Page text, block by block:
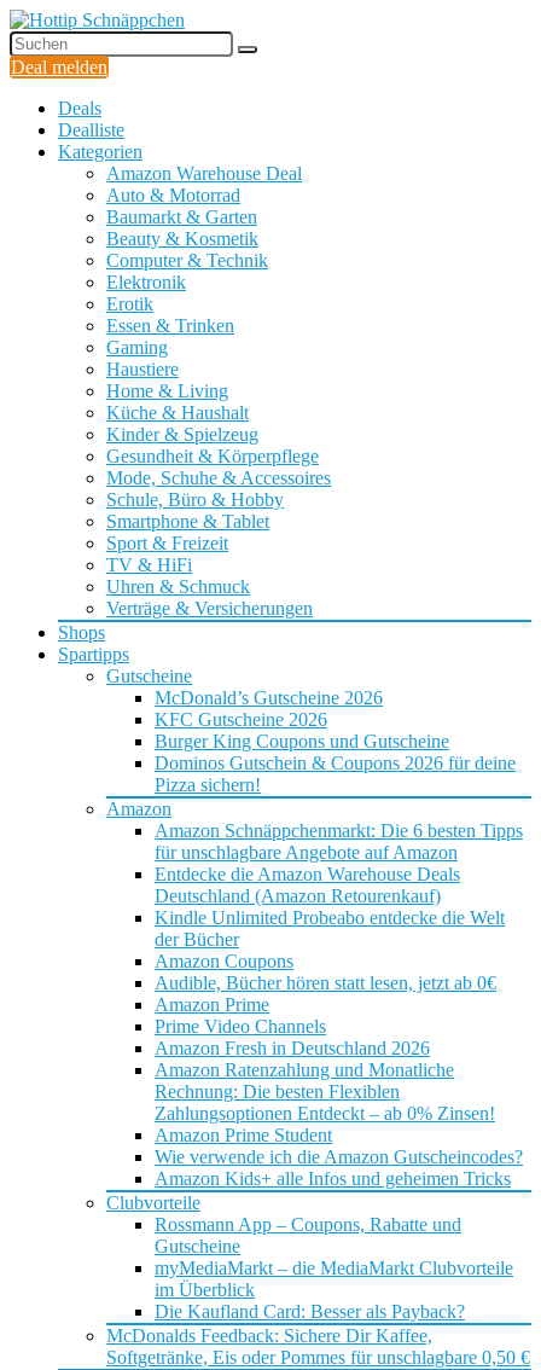
Deal melden
Deals
Dealliste
Kategorien
Amazon Warehouse Deal
Auto & Motorrad
Baumarkt & Garten
Beauty & Kosmetik
Computer & Technik
Elektronik
Erotik
Essen & Trinken
Gaming
Haustiere
Home & Living
Küche & Haushalt
Kinder & Spielzeug
Gesundheit & Körperpflege
Mode, Schuhe & Accessoires
Schule, Büro & Hobby
Smartphone & Tablet
Sport & Freizeit
TV & HiFi
Uhren & Schmuck
Verträge & Versicherungen
Shops
Spartipps
Gutscheine
McDonald’s Gutscheine 2026
KFC Gutscheine 2026
Burger King Coupons und Gutscheine
Dominos Gutschein & Coupons 2026 für deine
Pizza sichern!
Amazon
Amazon Schnäppchenmarkt: Die 6 besten Tipps
für unschlagbare Angebote auf Amazon
Entdecke die Amazon Warehouse Deals
Deutschland (Amazon Retourenkauf)
Kindle Unlimited Probeabo entdecke die Welt
der Bücher
Amazon Coupons
Audible, Bücher hören statt lesen, jetzt ab 0€
Amazon Prime
Prime Video Channels
Amazon Fresh in Deutschland 2026
Amazon Ratenzahlung und Monatliche
Rechnung: Die besten Flexiblen
Zahlungsoptionen Entdeckt – ab 0% Zinsen!
Amazon Prime Student
Wie verwende ich die Amazon Gutscheincodes?
Amazon Kids+ alle Infos und geheimen Tricks
Clubvorteile
Rossmann App – Coupons, Rabatte und
Gutscheine
myMediaMarkt – die MediaMarkt Clubvorteile
im Überblick
Die Kaufland Card: Besser als Payback?
McDonalds Feedback: Sichere Dir Kaffee,
Softgetränke, Eis oder Pommes für unschlagbare 0,50 €